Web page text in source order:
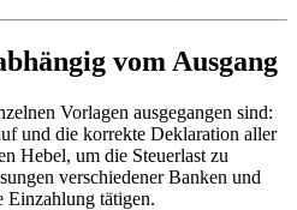
vom Ausgang
Vorlagen ausgegangen sind:
und die korrekte Deklaration aller
Hebel, um die Steuerlast zu
verschiedener Banken und
Einzahlung tätigen.